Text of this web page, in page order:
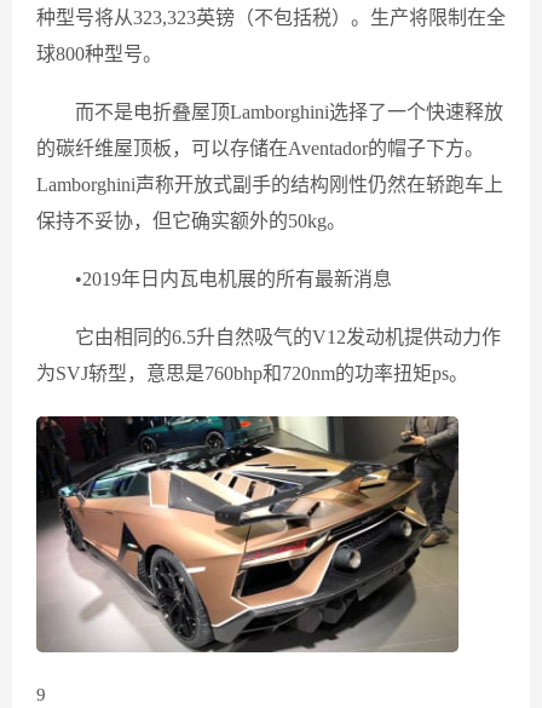
种型号将从323,323英镑（不包括税）。生产将限制在全
球800种型号。
而不是电折叠屋顶Lamborghini选择了一个快速释放
的碳纤维屋顶板，可以存储在Aventador的帽子下方。
Lamborghini声称开放式副手的结构刚性仍然在轿跑车上
保持不妥协，但它确实额外的50kg。
•2019年日内瓦电机展的所有最新消息
它由相同的6.5升自然吸气的V12发动机提供动力作
为SVJ轿型，意思是760bhp和720nm的功率扭矩ps。
9